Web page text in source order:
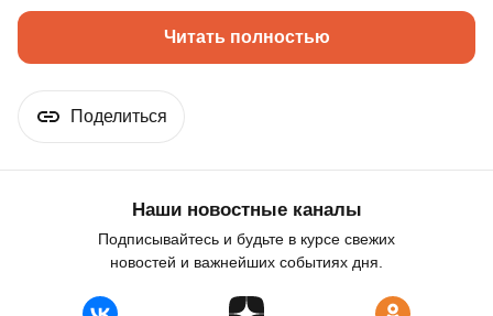
Читать полностью
Поделиться
Наши новостные каналы
Подписывайтесь и будьте в курсе свежих
новостей и важнейших событиях дня.